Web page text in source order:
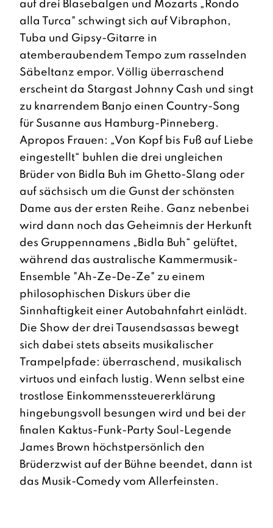
auf drei Blasebalgen und Mozarts „Rondo
alla Turca" schwingt sich auf Vibraphon,
Tuba und Gipsy-Gitarre in
atemberaubendem Tempo zum rasselnden
Säbeltanz empor. Völlig überraschend
erscheint da Stargast Johnny Cash und singt
zu knarrendem Banjo einen Country-Song
für Susanne aus Hamburg-Pinneberg.
Apropos Frauen: „Von Kopf bis Fuß auf Liebe
eingestellt“ buhlen die drei ungleichen
Brüder von Bidla Buh im Ghetto-Slang oder
auf sächsisch um die Gunst der schönsten
Dame aus der ersten Reihe. Ganz nebenbei
wird dann noch das Geheimnis der Herkunft
des Gruppennamens „Bidla Buh“ gelüftet,
während das australische Kammermusik-
Ensemble "Ah-Ze-De-Ze" zu einem
philosophischen Diskurs über die
Sinnhaftigkeit einer Autobahnfahrt einlädt.
Die Show der drei Tausendsassas bewegt
sich dabei stets abseits musikalischer
Trampelpfade: überraschend, musikalisch
virtuos und einfach lustig. Wenn selbst eine
trostlose Einkommenssteuererklärung
hingebungsvoll besungen wird und bei der
finalen Kaktus-Funk-Party Soul-Legende
James Brown höchstpersönlich den
Brüderzwist auf der Bühne beendet, dann ist
das Musik-Comedy vom Allerfeinsten.